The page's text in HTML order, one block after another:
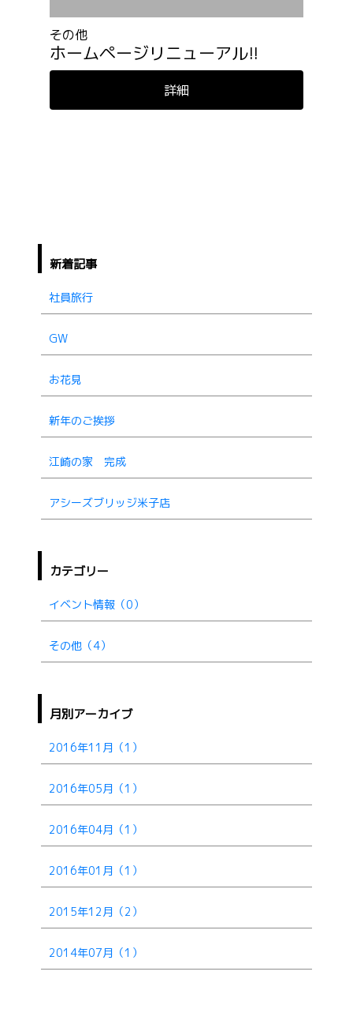
その他
ホームページリニューアル!!
詳細
新着記事
社員旅行
GW
お花見
新年のご挨拶
江崎の家 完成
アシーズブリッジ米子店
カテゴリー
イベント情報（0）
その他（4）
月別アーカイブ
2016年11月（1）
2016年05月（1）
2016年04月（1）
2016年01月（1）
2015年12月（2）
2014年07月（1）